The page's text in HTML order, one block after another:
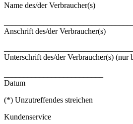
Name des/der Verbraucher(s)
Anschrift des/der Verbraucher(s)
Unterschrift des/der Verbraucher(s)
Datum
(*) Unzutreffendes streichen
Kundenservice